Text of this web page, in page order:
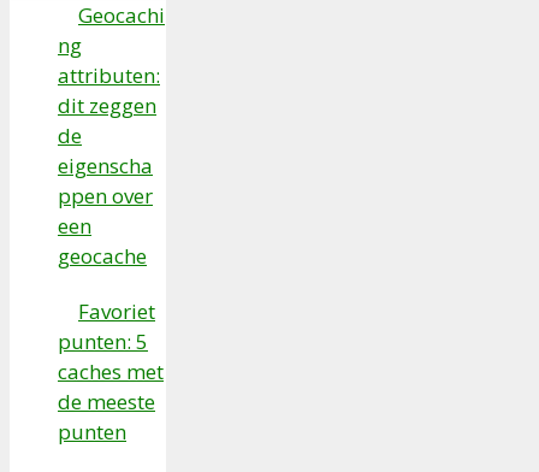
Geocachi
ng
attributen:
dit zeggen
de
eigenscha
ppen over
een
geocache
Favoriet
punten: 5
caches met
de meeste
punten